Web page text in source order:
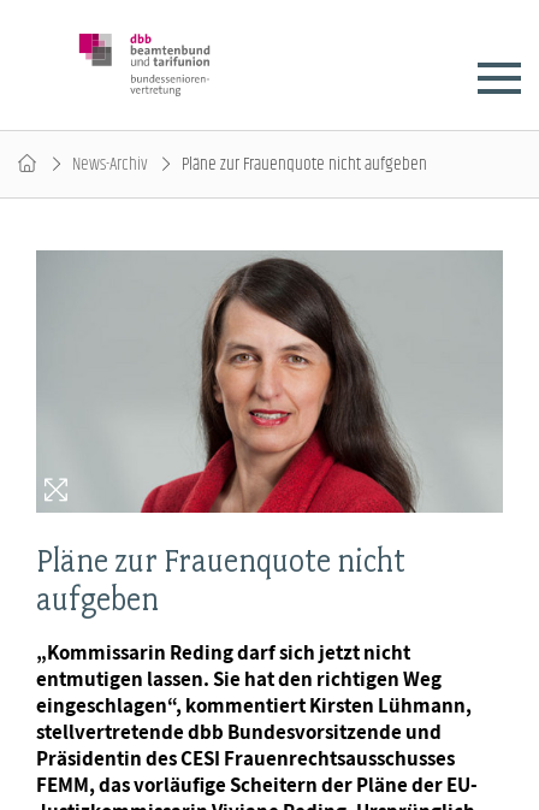
News-Archiv Pläne zur Frauenquote nicht aufgeben
Pläne zur Frauenquote nicht
aufgeben
„Kommissarin Reding darf sich jetzt nicht
entmutigen lassen. Sie hat den richtigen Weg
eingeschlagen“, kommentiert Kirsten Lühmann,
stellvertretende dbb Bundesvorsitzende und
Präsidentin des CESI Frauenrechtsausschusses
FEMM, das vorläufige Scheitern der Pläne der EU-